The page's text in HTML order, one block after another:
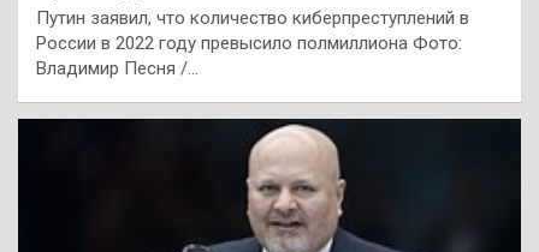
Путин заявил, что количество киберпреступлений в
России в 2022 году превысило полмиллиона Фото:
Владимир Песня /…